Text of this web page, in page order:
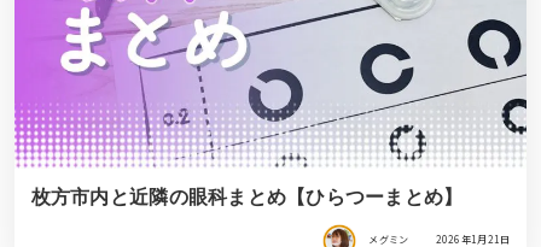
枚方市内と近隣の眼科まとめ【ひらつーまとめ】
メグミン 2026年1月21日